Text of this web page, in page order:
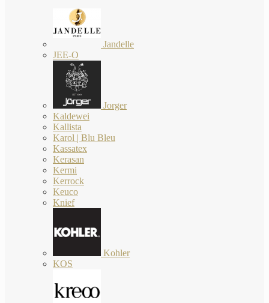
Jandelle
JEE-O
Jorger
Kaldewei
Kallista
Karol | Blu Bleu
Kassatex
Kerasan
Kermi
Kerrock
Keuco
Knief
Kohler
KOS